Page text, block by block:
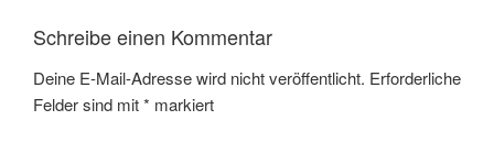
Schreibe einen Kommentar
Deine E-Mail-Adresse wird nicht veröffentlicht. Erforderliche
Felder sind mit* markiert